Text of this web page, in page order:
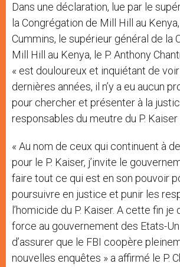
Dans une déclaration, lue par le
la Congrégation de Mill Hill au
Cummins, le supérieur général de la
Mill Hill au Kenya, le P. Anthony
« est douloureux et inquiétant de
dernières années, il n’y a eu aucun
pour chercher et présenter à la
responsables du meutre du P. Kaiser
« Au nom de ceux qui continuent à
pour le P. Kaiser, j’invite le
faire tout ce qui est en son pouvoir
poursuivre en justice et punir les
l’homicide du P. Kaiser. A cette fin
force au gouvernement des Etats-
d’assurer que le FBI coopère
nouvelles enquêtes » a affirmé le P.